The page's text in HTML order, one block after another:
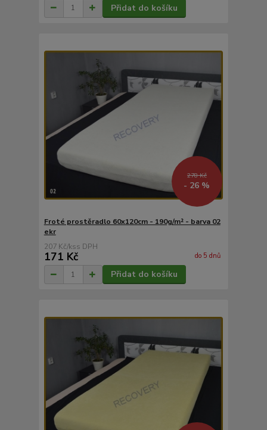
Přidat do košíku
278 Kč
- 26 %
Froté prostěradlo 60x120cm - 190g/m² - barva 02
ekr
207 Kč/ks
171 Kč do 5 dnů
Přidat do košíku